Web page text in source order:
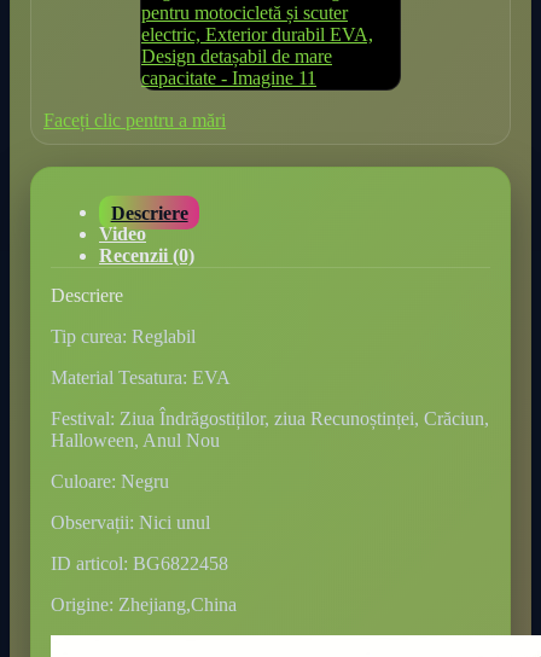
Faceți clic pentru a mări
Descriere
Video
Recenzii (0)
Descriere
Tip curea: Reglabil
Material Tesatura: EVA
Festival: Ziua Îndrăgostiților, ziua Recunoștinței, Crăciun,
Halloween, Anul Nou
Culoare: Negru
Observații: Nici unul
ID articol: BG6822458
Origine: Zhejiang,China